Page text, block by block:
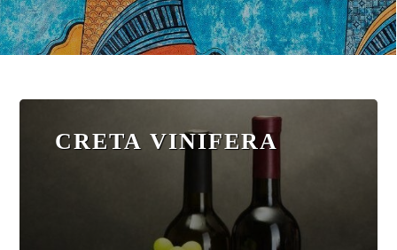
CRETA VINIFERA